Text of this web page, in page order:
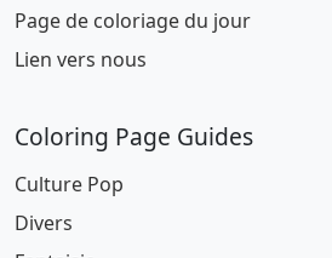
Page de coloriage du jour
Lien vers nous
Coloring Page Guides
Culture Pop
Divers